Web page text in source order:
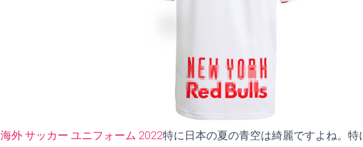
海外 サッカー ユニフォーム 2022特に日本の夏の青空は綺麗ですよね。特